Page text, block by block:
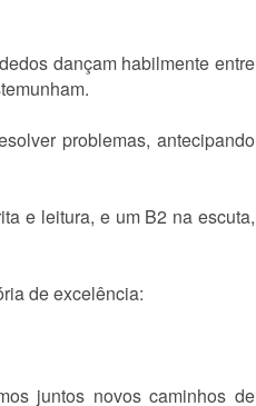
dançam habilmente entre
problemas, antecipando
e leitura, e um B2 na escuta,
de excelência:
juntos novos caminhos de